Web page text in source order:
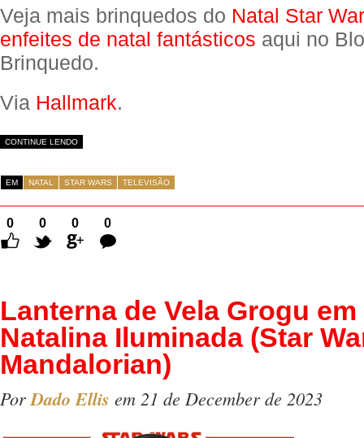
Veja mais brinquedos do Natal Star
enfeites de natal fantásticos aqui no
Brinquedo.
Via Hallmark.
CONTINUE LENDO
EM NATAL STAR WARS TELEVISÃO
0 0 0
0
Comentários
Lanterna de Vela Grogu em
Natalina Iluminada (Star
Mandalorian)
PorDado Ellis em 21 de December de 2023